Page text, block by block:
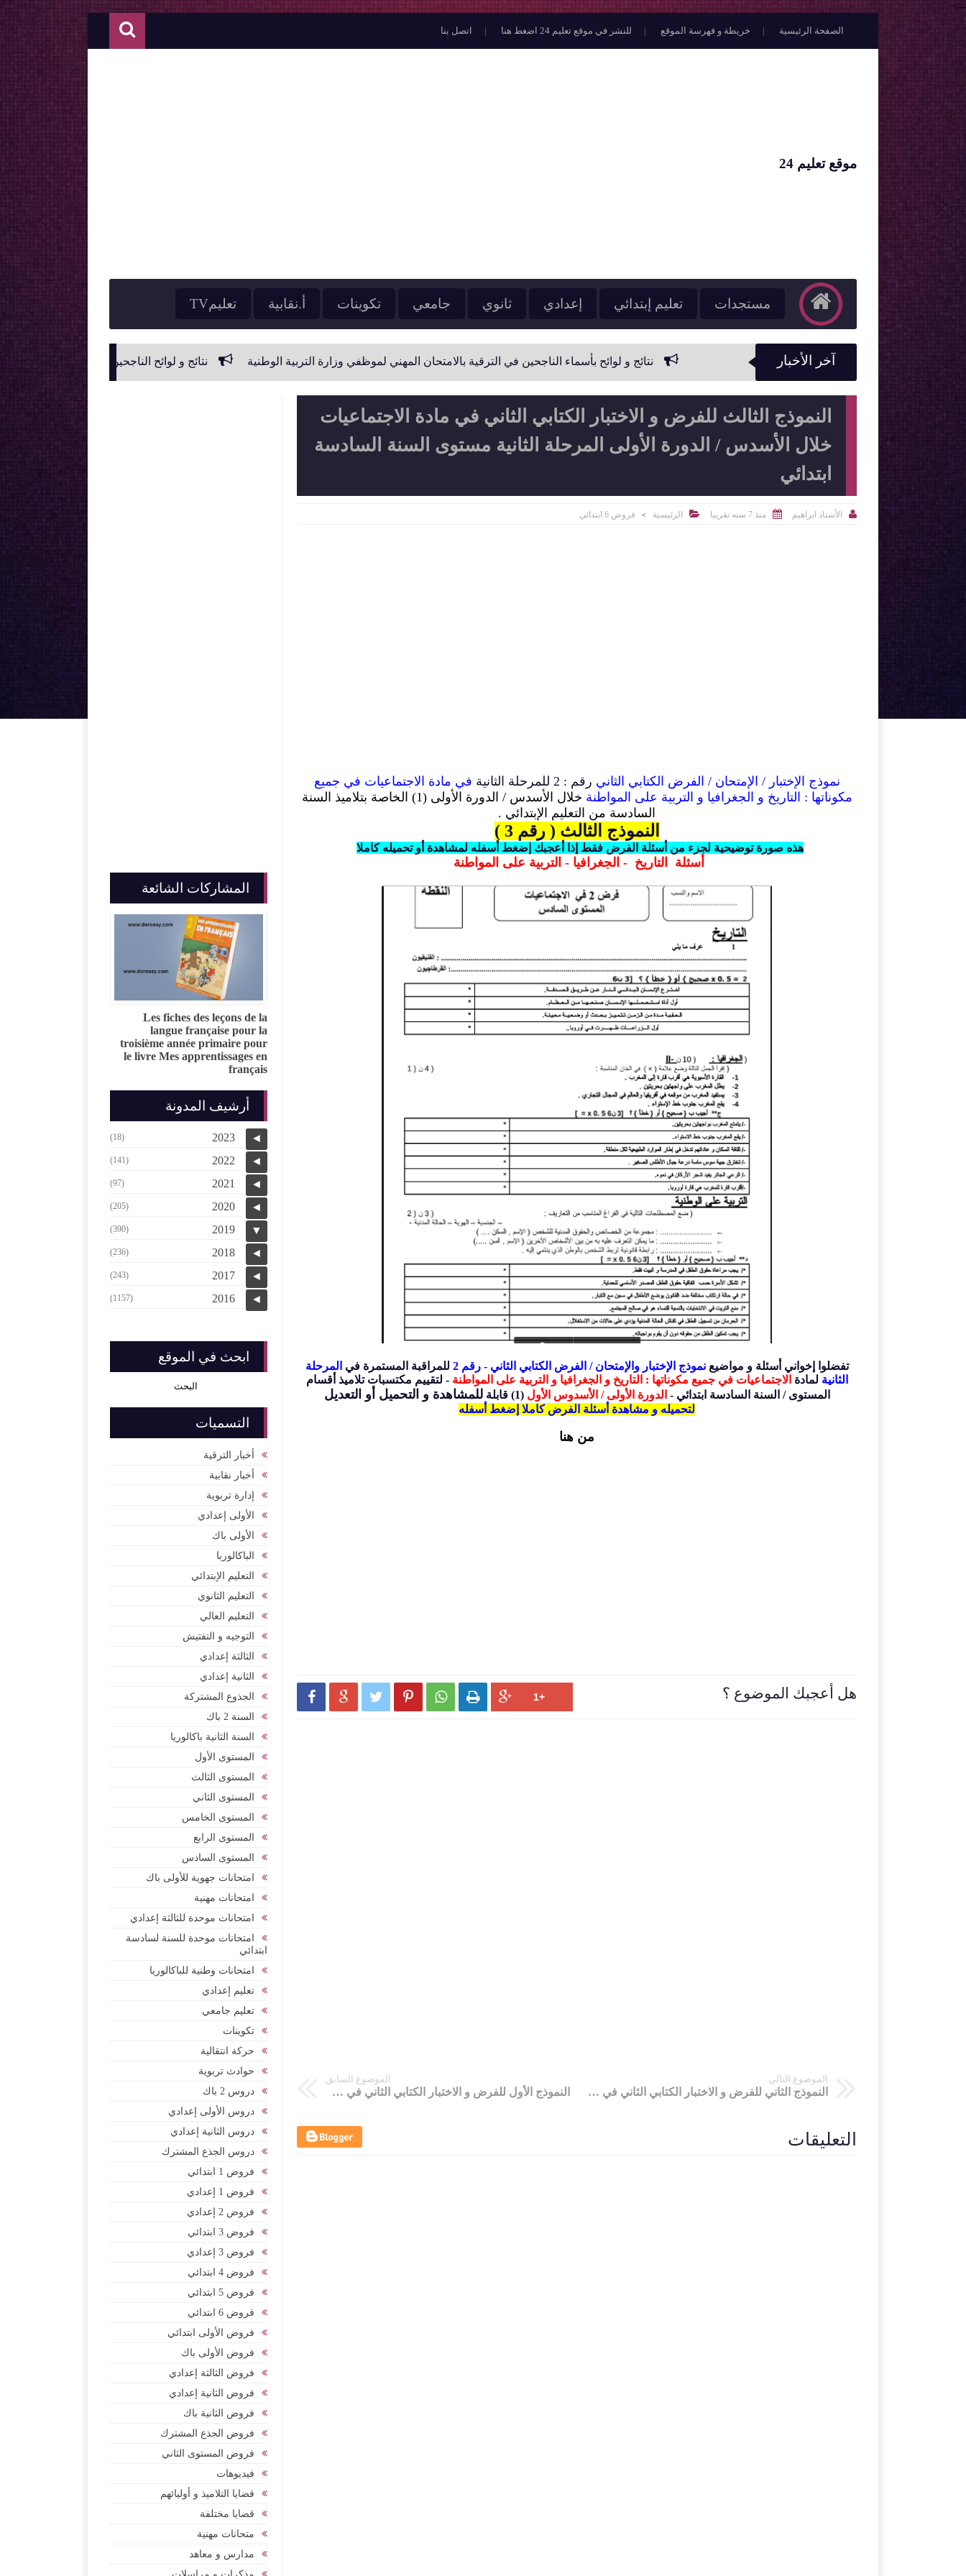
-->
الصفحة الرئيسية خريطة و فهرسة الموقع للنشر في موقع تعليم 24 اضغط هنا اتصل بنا
موقع تعليم 24
مستجدات تعليم إبتدائي إعدادي ثانوي جامعي تكوينات أ.نقابية تعليمTV
آخر الأخبار نتائج و لوائح بأسماء الناجحين في الترقية بالامتحان المهني لموظفي وزارة التربية الوطنية نتائج و لوائح الناجحين في الامتحانات المهنية لجميع فئات
النموذج الثالث للفرض و الاختبار الكتابي الثاني في مادة الاجتماعيات
خلال الأسدس / الدورة الأولى المرحلة الثانية مستوى السنة السادسة
ابتدائي
 الأستاذ ابراهيم  منذ 7 سنه تقريبا  الرئيسية > فروض 6 ابتدائي
نموذج الإختبار / الإمتحان / الفرض الكتابي الثاني رقم : 2 للمرحلة الثانية في مادة الاجتماعيات في جميع
مكوناتها : التاريخ و الجغرافيا و التربية على المواطنة خلال لأسدس / الدورة الأولى(1)
الخاصة بتلاميذ السنة
السادسة من التعليم الإبتدائي .
النموذج الثالث ( رقم 3 )
هذه صورة توضيحية لجزء من أسئلة الفرض فقط إذا أعجبك إضغط أسفله لمشاهدة أو تحميله كاملا
أسئلة التاريخ- الجغرافيا - التربية على المواطنة
تفضلوا إخواني أسئلة و مواضيعنموذج الإختبار و الإمتحان / الفرض الكتابي الثاني - رقم 2 للمراقبة المستمرة في المرحلة
الثانية لمادة الاجتماعيات في جميع مكوناتها : التاريخ و الجغرافيا و التربية على المواطنة - لتقييم مكتسبات تلاميذ أقسام
المستوى / السنة السادسة ابتدائي - الدورة الأولى / الأسدوس الأول (1) قابلة للمشاهدة و التحميل أو التعديل
لتحميله و مشاهدة أسئلة الفرض كاملا إضغط أسفله
من هنا
هل أعجبك الموضوع ؟      
الموضوع التالي
النموذج الثاني للفرض و الاختبار الكتابي الثاني في مادة الاجتماعيات خلال الأسدس / الدورة الأولى مستوى السنة السادسة ابتدائي
الموضوع السابق
النموذج الأول للفرض و الاختبار الكتابي الثاني في مادة الاجتماعيات خلال المرحلة الثانية الخاصة بالأسدس / الدورة الأولى مستوى السنة السادسة ابتدائي
التعليقات
المشاركات الشائعة
Les fiches des leçons de la
langue française pour la
troisième année primaire pour
le livre Mes apprentissages en
français
أرشيف المدونة
◄
2023
(18)
◄
2022
(141)
◄
2021
(97)
◄
2020
(205)
▼
2019
(390)
◄
2018
(236)
◄
2017
(243)
◄
2016
(1157)
ابحث في الموقع
التسميات
أخبار الترقية
أخبار نقابية
إدارة تربوية
الأولى إعدادي
الأولى باك
الباكالوربا
التعليم الإبتدائي
التعليم الثانوي
التعليم العالي
التوجيه و التفتيش
الثالثة إعدادي
الثانية إعدادي
الجذوع المشتركة
السنة 2 باك
السنة الثانية باكالوريا
المستوى الأول
المستوى الثالث
المستوى الثاني
المستوى الخامس
المستوى الرابع
المستوى السادس
امتحانات جهوية للأولى باك
امتحانات مهنية
امتحانات موحدة للثالثة إعدادي
امتحانات موحدة للسنة لسادسة
ابتدائي
امتحانات وطنية للباكالوريا
تعليم إعدادي
تعليم جامعي
تكوينات
حركة انتقالية
حوادث تربوية
دروس 2 باك
دروس الأولى إعدادي
دروس الثانية إعدادي
دروس الجذع المشترك
فروض 1 ابتدائي
فروض 1 إعدادي
فروض 2 إعدادي
فروض 3 ابتدائي
فروض 3 إعدادي
فروض 4 ابتدائي
فروض 5 ابتدائي
فروض 6 ابتدائي
فروض الأولى ابتدائي
فروض الأولى باك
فروض الثالثة إعدادي
فروض الثانية إعدادي
فروض الثانية باك
فروض الجذع المشترك
فروض المستوى الثاني
فيديوهات
قضايا التلاميذ و أوليائهم
قضايا مختلفة
متحانات مهنية
مدارس و معاهد